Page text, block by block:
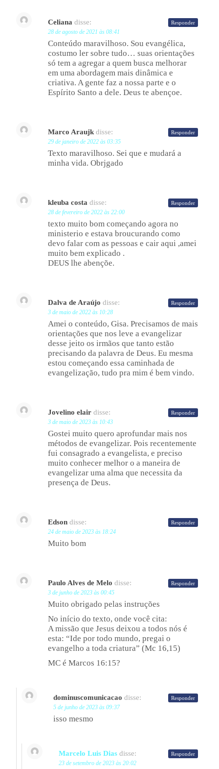
Celiana disse:
28 de agosto de 2021 às 08:41
Conteúdo maravilhoso. Sou evangélica,
costumo ler sobre tudo… suas orientações
só tem a agregar a quem busca melhorar
em uma abordagem mais dinâmica e
criativa. A gente faz a nossa parte e o
Espírito Santo a dele. Deus te abençoe.
Responder
Marco Araujk disse:
29 de janeiro de 2022 às 03:35
Texto maravilhoso. Sei que e mudará a
minha vida. Obrjgado
Responder
kleuba costa disse:
28 de fevereiro de 2022 às 22:00
texto muito bom começando agora no
ministerio e estava broucurando como
devo falar com as pessoas e cair aqui ,amei
muito bem explicado .
DEUS lhe abençõe.
Responder
Dalva de Araújo disse:
3 de maio de 2022 às 10:28
Amei o conteúdo, Gisa. Precisamos de mais
orientações que nos leve a evangelizar
desse jeito os irmãos que tanto estão
precisando da palavra de Deus. Eu mesma
estou começando essa caminhada de
evangelização, tudo pra mim é bem vindo.
Responder
Jovelino elair disse:
3 de maio de 2023 às 10:43
Gostei muito quero aprofundar mais nos
métodos de evangelizar. Pois recentemente
fui consagrado a evangelista, e preciso
muito conhecer melhor o a maneira de
evangelizar uma alma que necessita da
presença de Deus.
Responder
Edson disse:
24 de maio de 2023 às 18:24
Muito bom
Responder
Paulo Alves de Melo disse:
3 de junho de 2023 às 00:45
Muito obrigado pelas instruções
No início do texto, onde você cita:
A missão que Jesus deixou a todos nós é
esta: “Ide por todo mundo, pregai o
evangelho a toda criatura” (Mc 16,15)
MC é Marcos 16:15?
Responder
dominuscomunicacao disse:
5 de junho de 2023 às 09:37
isso mesmo
Responder
Marcelo Luis Dias disse:
23 de setembro de 2023 às 20:02
Responder